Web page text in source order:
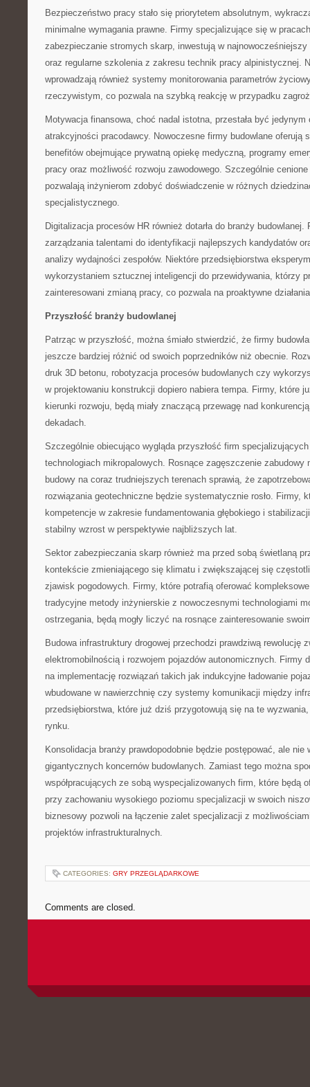
Bezpieczeństwo pracy stało się priorytetem absolutnym,
minimalne wymagania prawne. Firmy specjalizujące się w
zabezpieczanie stromych skarp, inwestują w
oraz regularne szkolenia z zakresu technik pracy alpinistycznej.
wprowadzają również systemy monitorowania parametrów
rzeczywistym, co pozwala na szybką reakcję w przypadku
Motywacja finansowa, choć nadal istotna, przestała być
atrakcyjności pracodawcy. Nowoczesne firmy budowlane oferują
benefitów obejmujące prywatną opiekę medyczną, programy
pracy oraz możliwość rozwoju zawodowego. Szczególnie
pozwalają inżynierom zdobyć doświadczenie w różnych
specjalistycznego.
Digitalizacja procesów HR również dotarła do branży
zarządzania talentami do identyfikacji najlepszych kandydatów
analizy wydajności zespołów. Niektóre przedsiębiorstwa
wykorzystaniem sztucznej inteligencji do przewidywania, którzy
zainteresowani zmianą pracy, co pozwala na proaktywne
Przyszłość branży budowlanej
Patrząc w przyszłość, można śmiało stwierdzić, że firmy
jeszcze bardziej różnić od swoich poprzedników niż obecnie.
druk 3D betonu, robotyzacja procesów budowlanych czy
w projektowaniu konstrukcji dopiero nabiera tempa. Firmy, które
kierunki rozwoju, będą miały znaczącą przewagę nad
dekadach.
Szczególnie obiecująco wygląda przyszłość firm
technologiach mikropalowych. Rosnące zagęszczenie zabudowy
budowy na coraz trudniejszych terenach sprawią, że
rozwiązania geotechniczne będzie systematycznie rosło. Firmy,
kompetencje w zakresie fundamentowania głębokiego i
stabilny wzrost w perspektywie najbliższych lat.
Sektor zabezpieczania skarp również ma przed sobą świetlaną
kontekście zmieniającego się klimatu i zwiększającej się
zjawisk pogodowych. Firmy, które potrafią oferować
tradycyjne metody inżynierskie z nowoczesnymi technologiami
ostrzegania, będą mogły liczyć na rosnące zainteresowanie
Budowa infrastruktury drogowej przechodzi prawdziwą rewolucję
elektromobilnością i rozwojem pojazdów autonomicznych. Firmy
na implementację rozwiązań takich jak indukcyjne ładowanie
wbudowane w nawierzchnię czy systemy komunikacji między
przedsiębiorstwa, które już dziś przygotowują się na te
rynku.
Konsolidacja branży prawdopodobnie będzie postępować, ale nie
gigantycznych koncernów budowlanych. Zamiast tego można
współpracujących ze sobą wyspecjalizowanych firm, które będą
przy zachowaniu wysokiego poziomu specjalizacji w swoich
biznesowy pozwoli na łączenie zalet specjalizacji z
projektów infrastrukturalnych.
CATEGORIES: GRY PRZEGLĄDARKOWE
Comments are closed.